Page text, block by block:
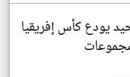
يودع كأس إفريقيا